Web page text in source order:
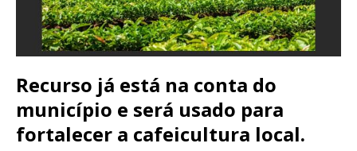
Recurso já está na conta do
município e será usado para
fortalecer a cafeicultura local.